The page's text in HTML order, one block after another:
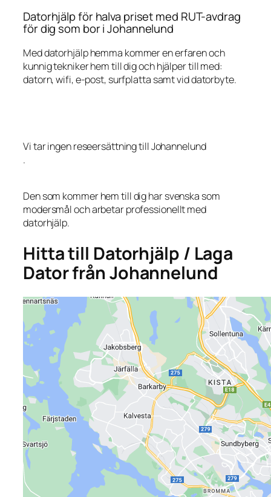
Datorhjälp för halva priset med RUT-avdrag
för dig som bor i Johannelund
Med datorhjälp hemma kommer en erfaren och
kunnig tekniker hem till dig och hjälper till med:
datorn, wifi, e-post, surfplatta samt vid datorbyte.
Vi tar ingen reseersättning till Johannelund
.
Den som kommer hem till dig har svenska som
modersmål och arbetar professionellt med
datorhjälp.
Hitta till Datorhjälp / Laga
Dator från Johannelund